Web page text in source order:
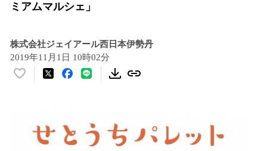
ミアムマルシェ」
株式会社ジェイアール西日本伊勢丹
2019年11月1日 10時02分
い